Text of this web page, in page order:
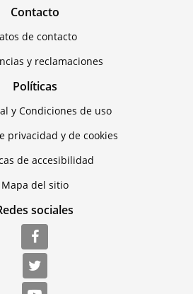
Contacto
de contacto
y reclamaciones
Políticas
y Condiciones de uso
privacidad y de cookies
de accesibilidad
Mapa del sitio
sociales